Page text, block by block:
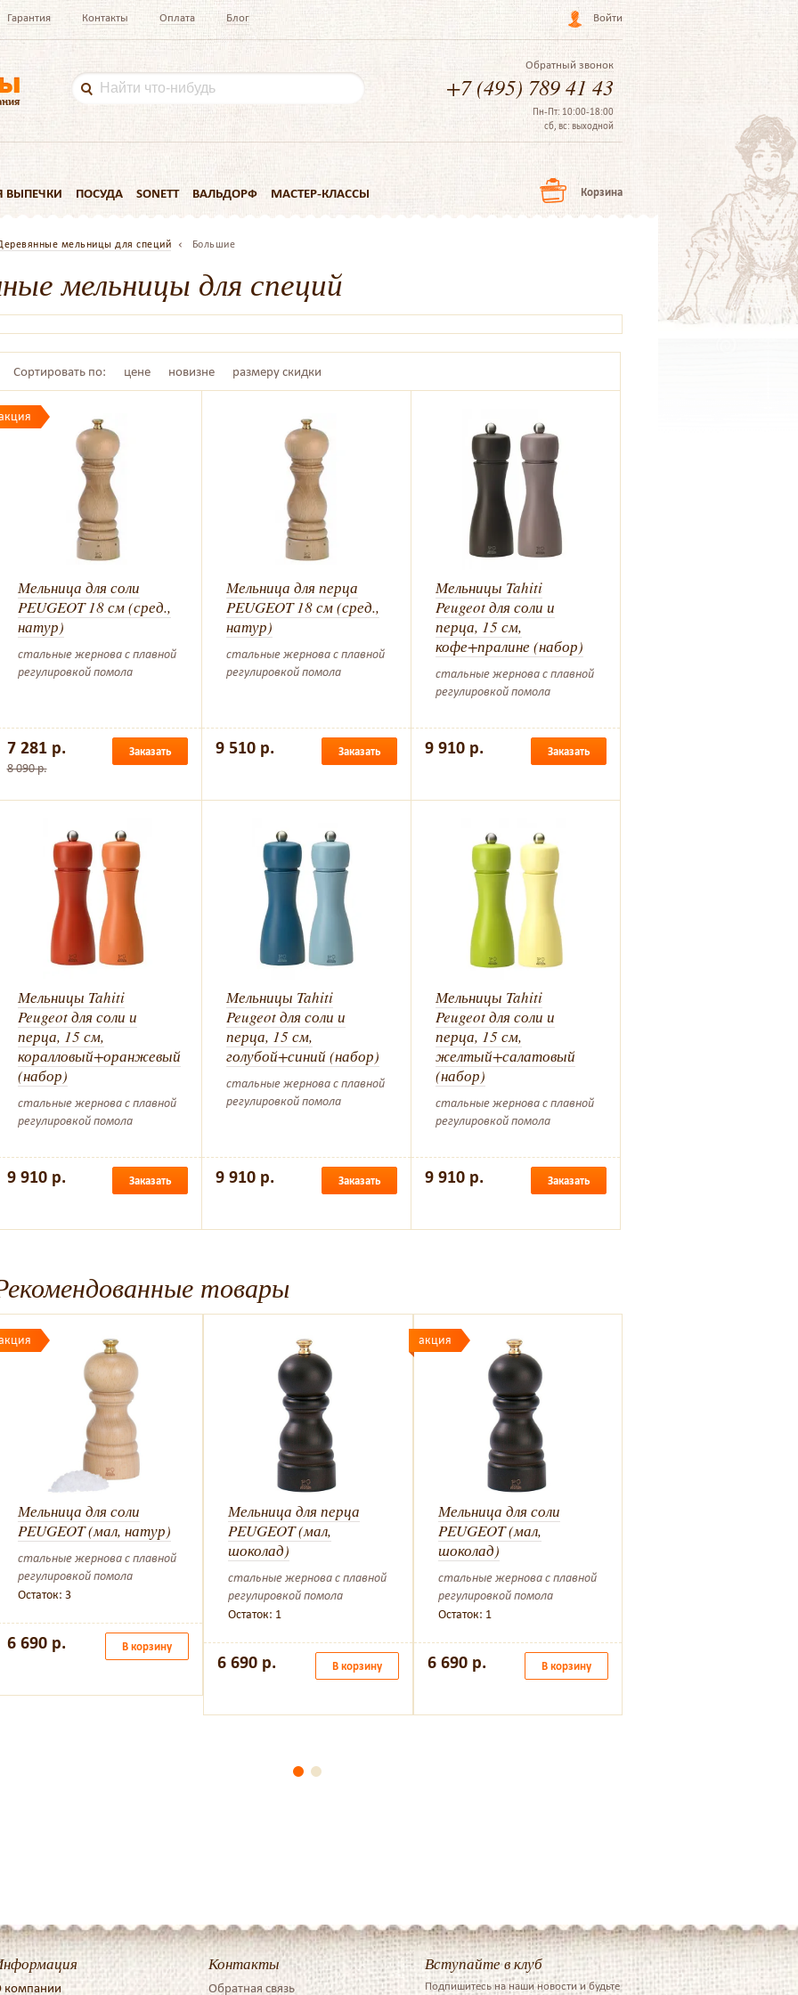
Гарантия Контакты Оплата Блог Войти
Обратный звонок
+7 (495) 789 41 43
Пн-Пт: 10:00-18:00
сб, вс: выходной
ВЫПЕЧКИ ПОСУДА SONETT ВАЛЬДОРФ МАСТЕР-КЛАССЫ Корзина
мельницы для специй Большие
мельницы для специй
Сортировать по: цене новизне размеру скидки
Мельница для соли
PEUGEOT 18 см (сред.,
натур)
стальные жернова с плавной
регулировкой помола
7 281 р.
8 090 р.
Заказать
Мельница для перца
PEUGEOT 18 см (сред.,
натур)
стальные жернова с плавной
регулировкой помола
9 510 р. Заказать
Мельницы Tahiti
Peugeot для соли и
перца, 15 см,
кофе+пралине (набор)
стальные жернова с плавной
регулировкой помола
9 910 р. Заказать
Мельницы Tahiti
Peugeot для соли и
перца, 15 см,
коралловый+оранжевый
(набор)
стальные жернова с плавной
регулировкой помола
9 910 р. Заказать
Мельницы Tahiti
Peugeot для соли и
перца, 15 см,
голубой+синий (набор)
стальные жернова с плавной
регулировкой помола
9 910 р. Заказать
Мельницы Tahiti
Peugeot для соли и
перца, 15 см,
желтый+салатовый
(набор)
стальные жернова с плавной
регулировкой помола
9 910 р. Заказать
товары
Мельница для соли
PEUGEOT (мал, натур)
стальные жернова с плавной
регулировкой помола
Остаток: 3
6 690 р. В корзину
Мельница для перца
PEUGEOT (мал,
шоколад)
стальные жернова с плавной
регулировкой помола
Остаток: 1
6 690 р. В корзину
акция
Мельница для соли
PEUGEOT (мал,
шоколад)
стальные жернова с плавной
регулировкой помола
Остаток: 1
6 690 р. В корзину
компании
Контакты
Обратная связь
Вступайте в клуб
Подпишитесь на наши новости и будьте